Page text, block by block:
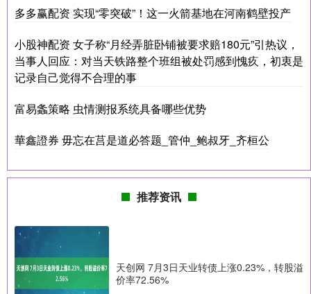
多多赢配资 实现“零突破”！这一火箭基地在河南鹤壁投产
小股神配资 女子称“月经弄脏卧铺被要求赔180元”引热议，
当事人回应：对当天铁路整个班组被处罚感到愧疚，初衷是
记录自己觉得不合理的事
富易螽策略 虫情测报系统具备哪些优势
華鑫證券 毋忘在莒是道必答题_管仲_鲍叔牙_齐桓公
推荐资讯
天创网 7月3日天业转债上涨0.23%，转股溢
价率72.56%